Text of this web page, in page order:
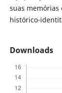
suas memórias
histórico-
Downloads